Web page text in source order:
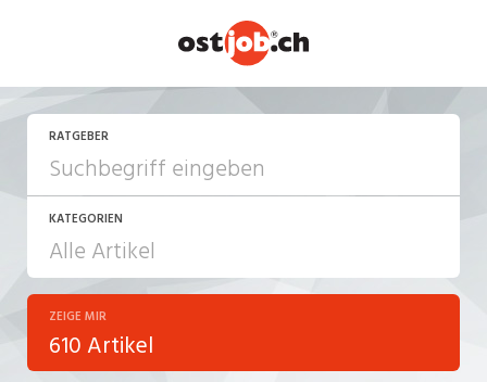
RATGEBER
KATEGORIEN
Arbeiten in der Schweiz
Arbeitsalltag
ZEIGE MIR
610 Artikel